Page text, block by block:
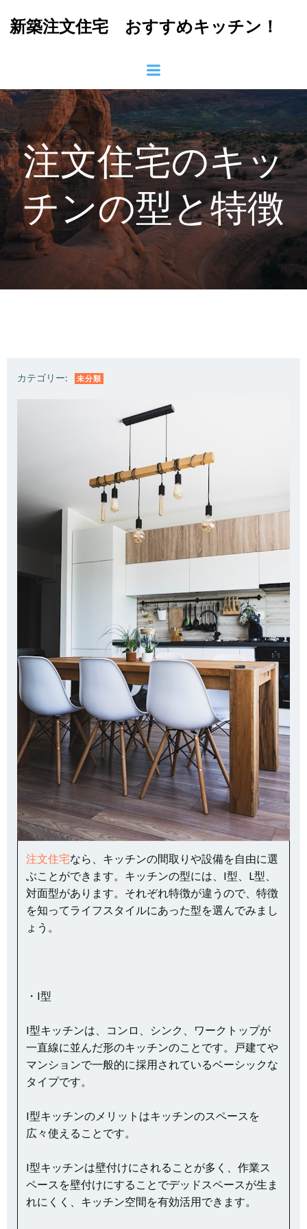
ン
ツ
へ
ス
キ
ッ
プ
新築注文住宅 おすすめキッチン！
注文住宅のキッ
チンの型と特徴
カテゴリー: 未分類
注文住宅なら、キッチンの間取りや設備を自由に選
ぶことができます。キッチンの型には、I型、L型、
対面型があります。それぞれ特徴が違うので、特徴
を知ってライフスタイルにあった型を選んでみまし
ょう。
・I型
I型キッチンは、コンロ、シンク、ワークトップが
一直線に並んだ形のキッチンのことです。戸建てや
マンションで一般的に採用されているベーシックな
タイプです。
I型キッチンのメリットはキッチンのスペースを
広々使えることです。
I型キッチンは壁付けにされることが多く、作業ス
ペースを壁付けにすることでデッドスペースが生ま
れにくく、キッチン空間を有効活用できます。